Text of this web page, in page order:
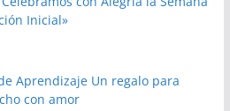
Inicial»
Aprendizaje Un regalo para
con amor